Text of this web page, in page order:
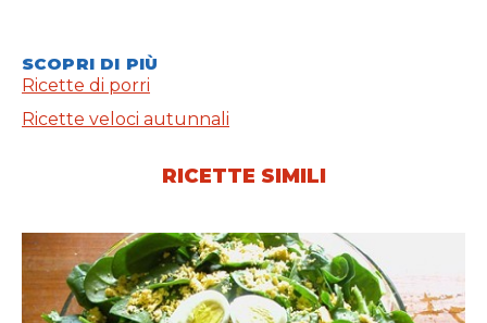
SCOPRI DI PIÙ
Ricette di porri
Ricette veloci autunnali
RICETTE SIMILI